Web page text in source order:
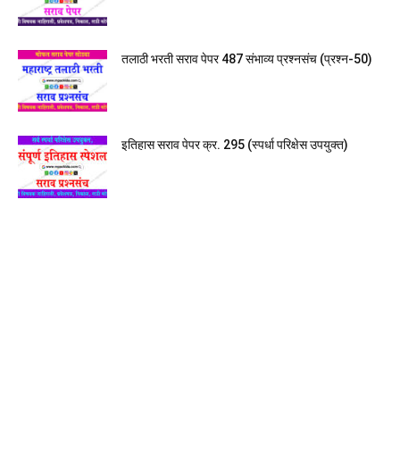
तलाठी भरती सराव पेपर 487 संभाव्य प्रश्नसंच (प्रश्न-50)
इतिहास सराव पेपर क्र. 295 (स्पर्धा परिक्षेस उपयुक्त)